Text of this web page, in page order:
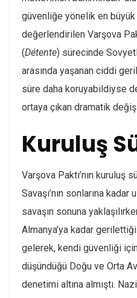
güvenliğe yönelik en büyük
değerlendirilen Varşova
(Détente) sürecinde
arasında yaşanan ciddi
süre daha koruyabildiyse
ortaya çıkan dramatik
Kuruluş
Varşova Paktı’nın kuruluş
Savaşı’nın sonlarına kadar
savaşın sonuna
Almanya’ya kadar
gelerek, kendi güvenliği için
düşündüğü Doğu ve Orta
denetimi altına almıştı.